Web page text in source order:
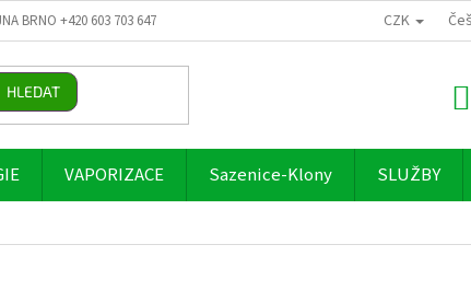
BRNO +420 603 703 647 CZK
HLEDAT
VAPORIZACE Sazenice-Klony SLUŽBY